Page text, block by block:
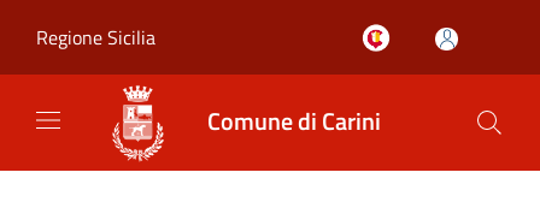
Regione Sicilia
Comune di Carini